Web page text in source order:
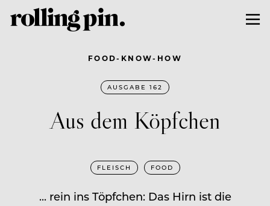
FOOD-KNOW-HOW
AUSGABE 162
Aus dem Köpfchen
FLEISCH FOOD
... rein ins Töpfchen: Das Hirn ist die